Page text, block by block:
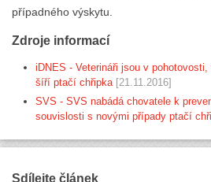
případného výskytu.
Zdroje informací
iDNES - Veterináři jsou v
šíří ptačí chřipka [21.11.2016]
SVS - SVS nabádá chovatele k
souvislosti s novými případy ptačí
Sdílejte článek